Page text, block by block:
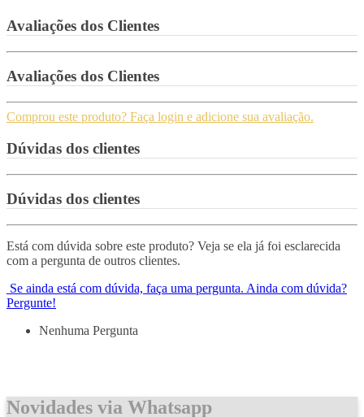
Avaliações dos Clientes
Avaliações dos Clientes
Comprou este produto? Faça login e adicione sua avaliação.
Dúvidas dos clientes
Dúvidas dos clientes
Está com dúvida sobre este produto? Veja se ela já foi esclarecida
com a pergunta de outros clientes.
Se ainda está com dúvida, faça uma pergunta. Ainda com dúvida?
Pergunte!
Nenhuma Pergunta
Novidades via Whatsapp